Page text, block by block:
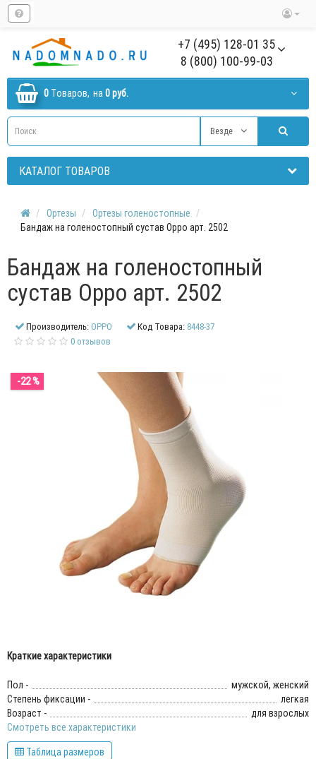
+7 (495) 128-01 35
8 (800) 100-99-03
0 Tоваров, на 0 руб.
Везде
КАТАЛОГ ТОВАРОВ
Ортезы
Ортезы голеностопные
Бандаж на голеностопный сустав Oppo арт. 2502
Бандаж на голеностопный
сустав Oppo арт. 2502
Производитель:OPPO Код Товара: 8448-37
0 отзывов
-22 %
Краткие характеристики
Пол -
мужской, женский
Степень фиксации -
легкая
Возраст -
для взрослых
Смотреть все характеристики
Таблица размеров